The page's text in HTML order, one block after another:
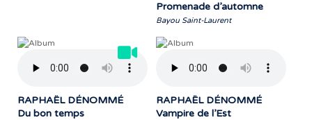
Promenade d’automne
Bayou Saint-Laurent
RAPHAËL DÉNOMMÉ
Du bon temps
RAPHAËL DÉNOMMÉ
Vampire de l’Est